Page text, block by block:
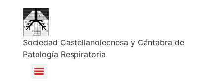
Sociedad Castellanoleonesa y Cántabra de
Patología Respiratoria